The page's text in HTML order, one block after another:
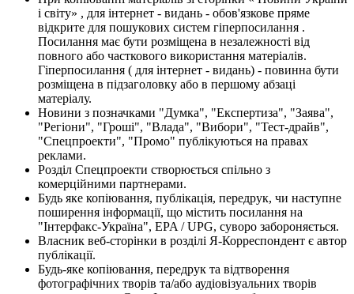
і світу» , для інтернет - видань - обов'язкове пряме
відкрите для пошукових систем гіперпосилання .
Посилання має бути розміщена в незалежності від
повного або часткового використання матеріалів.
Гіперпосилання ( для інтернет - видань) - повинна бути
розміщена в підзаголовку або в першому абзаці
матеріалу.
Новини з позначками "Думка", "Експертиза", "Заява",
"Регіони", "Гроші", "Влада", "Вибори", "Тест-драйв",
"Спецпроекти", "Промо" публікуються на правах
реклами.
Розділ Спецпроекти створюється спільно з
комерційними партнерами.
Будь яке копіювання, публікація, передрук, чи наступне
поширення інформації, що містить посилання на
"Інтерфакс-Україна", EPA / UPG, суворо забороняється.
Власник веб-сторінки в розділі Я-Корреспондент є автор
публікації.
Будь-яке копіювання, передрук та відтворення
фотографічних творів та/або аудіовізуальних творів